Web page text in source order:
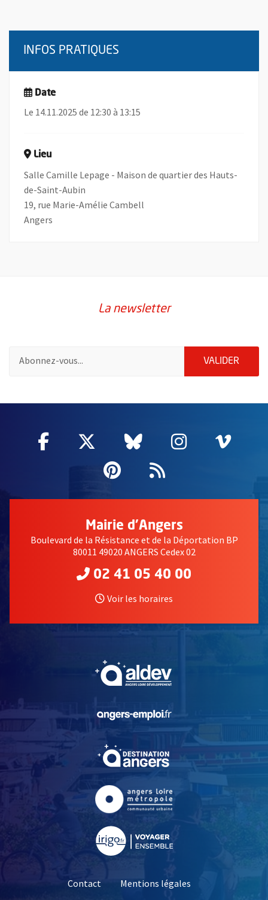
INFOS PRATIQUES
Date
Le 14.11.2025 de 12:30 à 13:15
Lieu
Salle Camille Lepage - Maison de quartier des Hauts-
de-Saint-Aubin
19, rue Marie-Amélie Cambell
Angers
La newsletter
VALIDER
Facebook
, Ouvre une nouvelle fenêtre
Twitter
, Ouvre une nouvelle
Bluesky
, Ouvre une
Instagram
, Ouvre
,
Pinterest
, Ouvre une
Flux RSS
Mairie d'Angers
Boulevard de la Résistance et de la Déportation BP
80011 49020 ANGERS Cedex 02
02 41 05 40 00
Voir les horaires
, Ouvre une nouvelle
, Ouvre une nouvelle
Contact
Mentions légales